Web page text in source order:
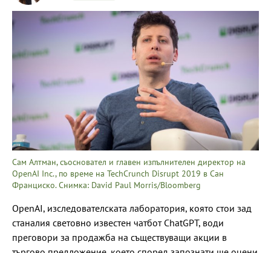
Сам Алтман, съосновател и главен изпълнителен директор на
OpenAI Inc., по време на TechCrunch Disrupt 2019 в Сан
Франциско. Снимка: David Paul Morris/Bloomberg
OpenAI, изследователската лаборатория, която стои зад
станалия световно известен чатбот ChatGPT, води
преговори за продажба на съществуващи акции в